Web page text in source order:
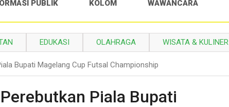
PUBLIK KOLOM WAWANCARA
EDUKASI OLAHRAGA WISATA & KULINER
Bupati Magelang Cup Futsal Championship
Piala Bupati